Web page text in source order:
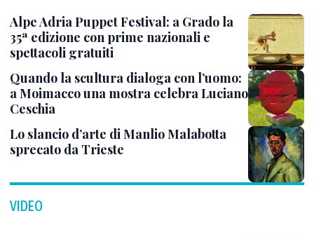
Alpe Adria Puppet Festival: a Grado la
35ª edizione con prime nazionali e
spettacoli gratuiti
Quando la scultura dialoga con l’uomo:
a Moimacco una mostra celebra Luciano
Ceschia
Lo slancio d’arte di Manlio Malabotta
sprecato da Trieste
VIDEO